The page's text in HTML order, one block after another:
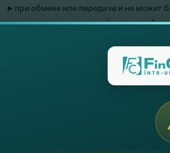
►при обмене или передаче и не может
►это предложение не действует на
Boucheron, Brunello Cucinelli, Burberry,
Dolce & Gabbana, Dolce & Gabbana Kids,
Monster, Golden Goose Persegaux,
Louis Vuitton Pre-Owned, Maison
Moncler Kids, Oscar de la renta,
Heuer, Tasaki, Thom Browne, Thom
► промоутер оставляет за собой